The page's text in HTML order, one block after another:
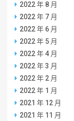
2022 年 8 月
2022 年 7 月
2022 年 6 月
2022 年 5 月
2022 年 4 月
2022 年 3 月
2022 年 2 月
2022 年 1 月
2021 年 12 月
2021 年 11 月